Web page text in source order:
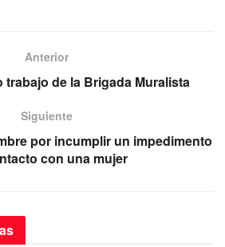
A
p
gr
a
m
Anterior
trabajo de la Brigada Muralista
Siguiente
por incumplir un impedimento
con una mujer